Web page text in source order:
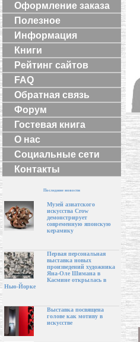
Оформление заказа
Полезное
Информация
Книги
Рейтинг сайтов
FAQ
Обратная связь
Форум
Гостевая книга
О нас
Социальные сети
Контакты
Последние новости
Музей азиатского
искусства Crow
демонстрирует
современную японскую
керамику
Первая персональная
выставка новых
произведений художника
Яна-Оле Шимана в
Касмине открылась в
Нью-Йорке
Выставка посвящена
голове как мотиву в
искусстве